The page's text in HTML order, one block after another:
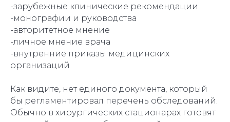
-зарубежные клинические рекомендации
-монографии и руководства
-авторитетное мнение
-личное мнение врача
-внутренние приказы медицинских
организаций
Как видите, нет единого документа, который
бы регламентировал перечень обследований.
Обычно в хирургических стационарах готовят